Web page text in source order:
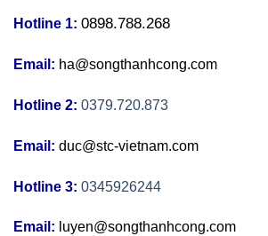
Hotline 1: 0898.788.268
Email: ha@songthanhcong.com
Hotline 2: 0379.720.873
Email: duc@stc-vietnam.com
Hotline 3: 0345926244
Email: luyen@songthanhcong.com